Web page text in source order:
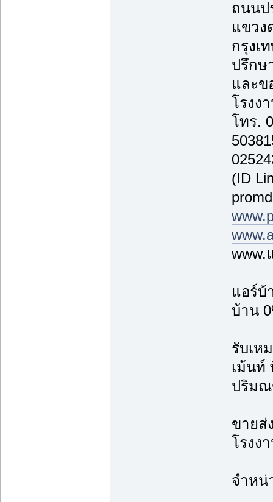
ถนนป
แขวง
กรุงเ
ปรึกษ
และข
โรงง
โทร.
(ID
www.
แอร์บ้
บ้าน
รับเห
เม้นท์
ปริม
ขายส่
โรงง
จำหน่